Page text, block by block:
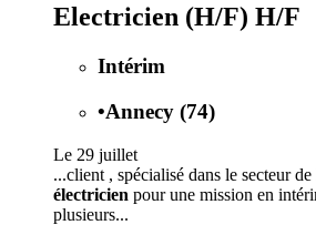
Electricien (H/F) H/F
Intérim
•Annecy (74)
Le 29 juillet
...client , spécialisé dans le secteur
électricien pour une mission en
plusieurs...